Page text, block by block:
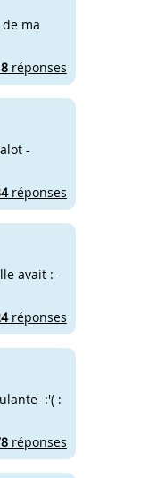
ma
réponses
-
réponses
avait : -
réponses
:'( :
réponses